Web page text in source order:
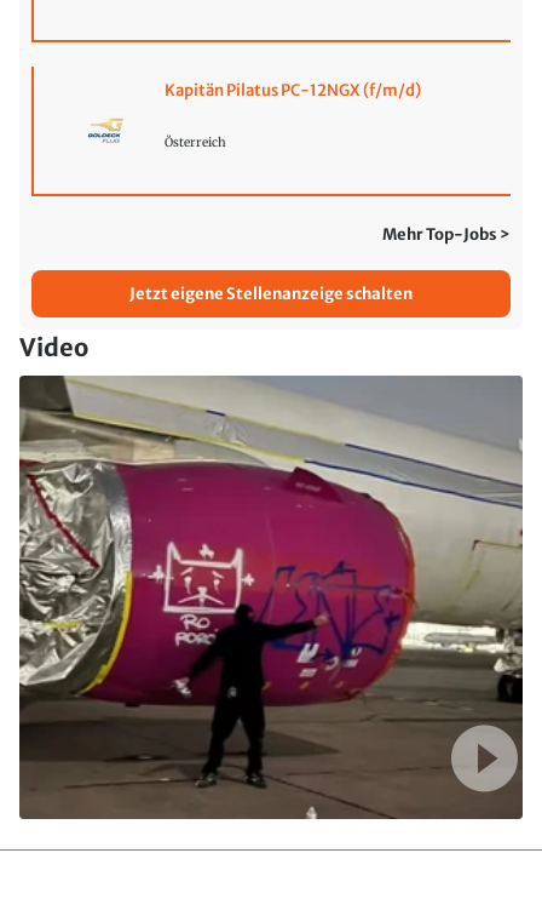
Kapitän Pilatus PC-12NGX (f/m/d)
Österreich
Mehr Top-Jobs >
Jetzt eigene Stellenanzeige schalten
Video